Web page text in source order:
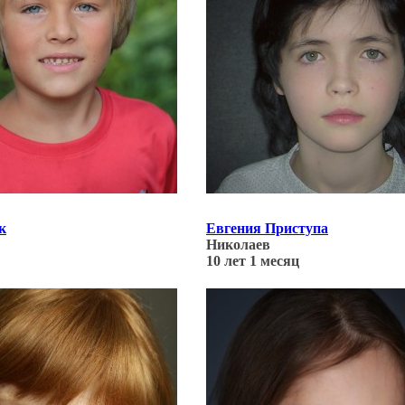
Обновлено: 18.02.22
Евгения Приступа
Николаев
10 лет 1 месяц